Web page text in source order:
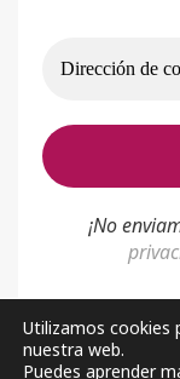
¡No
Política de
Utilizamos cookies
nuestra web.
Puedes aprender